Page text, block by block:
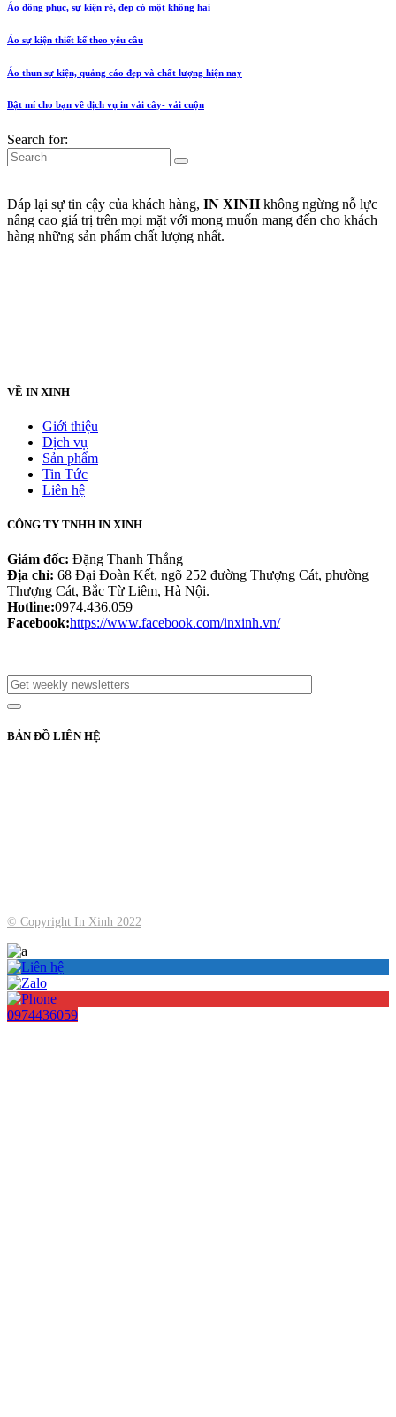
Áo đồng phục, sự kiện rẻ, đẹp có một không hai
Áo sự kiện thiết kế theo yêu cầu
Áo thun sự kiện, quảng cáo đẹp và chất lượng hiện nay
Bật mí cho bạn về dịch vụ in vải cây- vải cuộn
Search for:
Đáp lại sự tin cậy của khách hàng, IN XINHkhông ngừng nỗ lực
nâng cao giá trị trên mọi mặt với mong muốn mang đến cho khách
hàng những sản phẩm chất lượng nhất.
VỀ IN XINH
Giới thiệu
Dịch vụ
Sản phẩm
Tin Tức
Liên hệ
CÔNG TY TNHH IN XINH
Giám đốc: Đặng Thanh Thắng
Địa chỉ: 68 Đại Đoàn Kết, ngõ 252 đường Thượng Cát, phường
Thượng Cát, Bắc Từ Liêm, Hà Nội.
Hotline:0974.436.059
Facebook:https://www.facebook.com/inxinh.vn/
BẢN ĐỒ LIÊN HỆ
© Copyright In Xinh 2022
0974436059